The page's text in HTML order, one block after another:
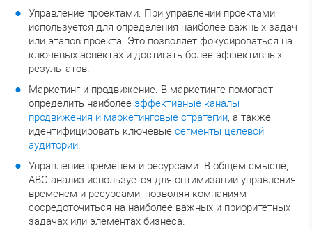
Управление проектами. При управлении проектами
используется для определения наиболее важных задач
или этапов проекта. Это позволяет фокусироваться на
ключевых аспектах и достигать более эффективных
результатов.
Маркетинг и продвижение. В маркетинге помогает
определить наиболее эффективные каналы
продвижения и маркетинговые стратегии, а также
идентифицировать ключевые сегменты целевой
аудитории.
Управление временем и ресурсами. В общем смысле,
ABC-анализ используется для оптимизации управления
временем и ресурсами, позволяя компаниям
сосредоточиться на наиболее важных и приоритетных
задачах или элементах бизнеса.